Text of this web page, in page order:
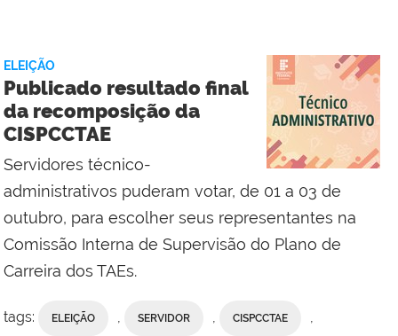
Reitoria
ELEIÇÃO
Publicado resultado final
da recomposição da
CISPCCTAE
Servidores técnico-
administrativos puderam votar, de 01 a 03 de
outubro, para escolher seus representantes na
Comissão Interna de Supervisão do Plano de
Carreira dos TAEs.
tags: ELEIÇÃO , SERVIDOR , CISPCCTAE ,